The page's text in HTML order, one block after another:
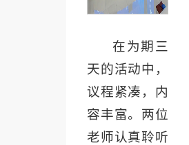
在为期三
天的活动中，
议程紧凑，内
容丰富。两位
老师认真聆听